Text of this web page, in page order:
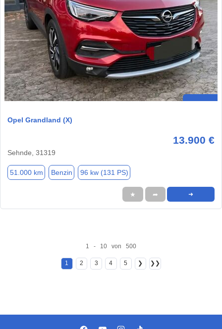
Opel Grandland (X)
13.900 €
Sehnde, 31319
51.000 km Benzin 96 kw (131 PS)
★ ➦ ➜
1 - 10 von 500
1 2 3 4 5 ❯ ❯❯